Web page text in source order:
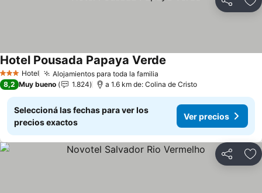
Compartir
3 Estrellas
Hotel Alojamientos para toda la familia
Hotel Pousada Papaya Verde
8,2 Muy bueno 1.824 a 1.6 km de: Colina de Cristo
Seleccioná las fechas para ver los
precios exactos
Ver precios
Compartir